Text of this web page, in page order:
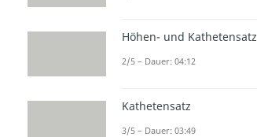
Höhen- und Kathetensatz
2/5 – Dauer: 04:12
Kathetensatz
3/5 – Dauer: 03:49